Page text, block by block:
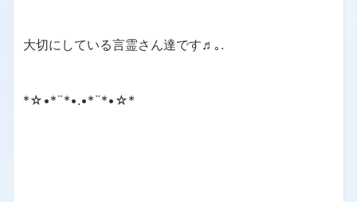
大切にしている言霊さん達です♬｡.
*☆•*¨*•.•*¨*•☆*